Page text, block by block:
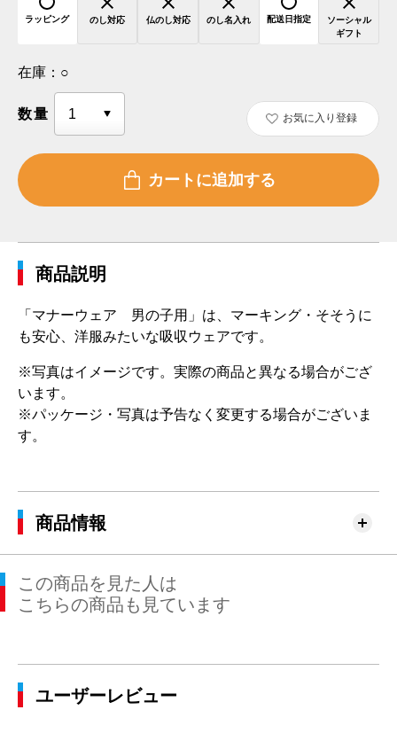
ラッピング のし対応 仏のし対応 のし名入れ 配送日指定
ソーシャル
ギフト
在庫： ○
数量 お気に入り登録
商品説明
「マナーウェア 男の子用」は、マーキング・そそうに
も安心、洋服みたいな吸収ウェアです。
※写真はイメージです。実際の商品と異なる場合がござ
います。
※パッケージ・写真は予告なく変更する場合がございま
す。
商品情報
この商品を見た人は
こちらの商品も見ています
ユーザーレビュー